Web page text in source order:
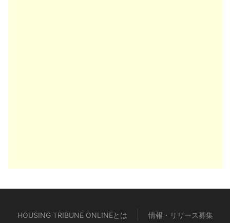
HOUSING TRIBUNE ONLINEとは
情報・リリース募集